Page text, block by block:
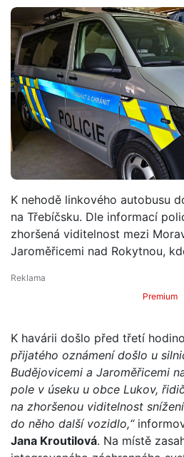
K nehodě linkového autobusu
na Třebíčsku. Dle informací
zhoršená viditelnost mezi
Jaroměřicemi nad Rokytnou,
Premium
K havárii došlo před třetí
přijatého oznámení došlo u
Budějovicemi a Jaroměřicemi
pole v úseku u obce Lukov,
na zhoršenou viditelnost
do něho další vozidlo,“
Jana Kroutilová. Na místě